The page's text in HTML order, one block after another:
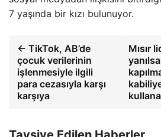
7 yaşında bir kızı bulunuyor.
← TikTok, AB’de
çocuk verilerinin
işlenmesiyle ilgili
para cezasıyla karşı
karşıya
Mısır